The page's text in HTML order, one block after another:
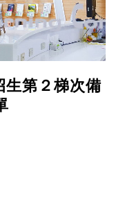
生第２梯次備